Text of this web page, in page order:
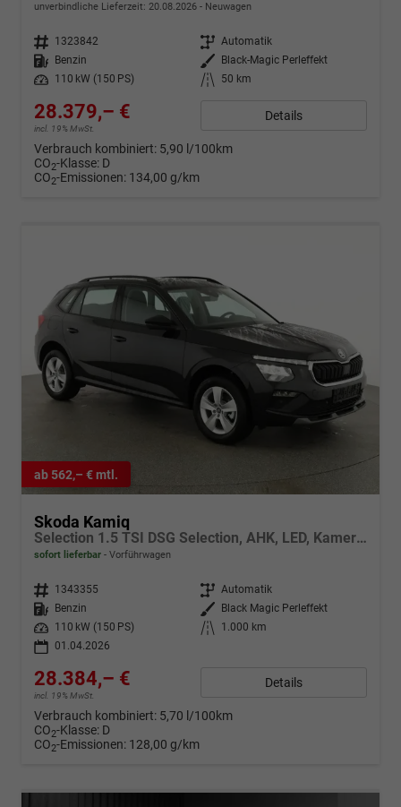
unverbindliche Lieferzeit: 20.08.2026 Neuwagen
Fahrzeugnr. 1323842 Getriebe Automatik
Kraftstoff
Benzin Außenfarbe
Black-Magic Perleffekt
Leistung
110 kW (150 PS) Kilometerstand 50 km
28.379,– €
incl. 19% MwSt.
Details
Verbrauch kombiniert: 5,90 l/100km
CO2-Klasse: D
CO2-Emissionen: 134,00 g/km
ab 562,– € mtl.
Skoda Kamiq
Selection 1.5 TSI DSG Selection, AHK, LED, Kamera, Ladeboden, Winter, 16-Zoll
sofort lieferbar Vorführwagen
Fahrzeugnr. 1343355 Getriebe Automatik
Kraftstoff
Benzin Außenfarbe
Black Magic Perleffekt
Leistung
110 kW (150 PS) Kilometerstand
1.000 km
01.04.2026
28.384,– €
incl. 19% MwSt.
Details
Verbrauch kombiniert: 5,70 l/100km
CO2-Klasse: D
CO2-Emissionen: 128,00 g/km